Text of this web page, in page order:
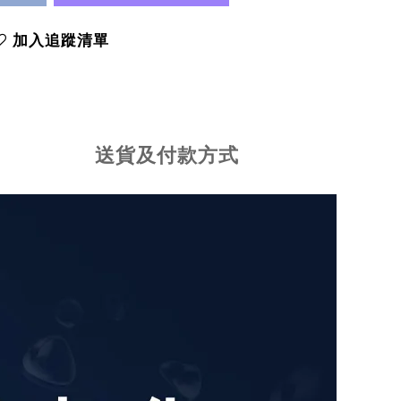
加入追蹤清單
送貨及付款方式